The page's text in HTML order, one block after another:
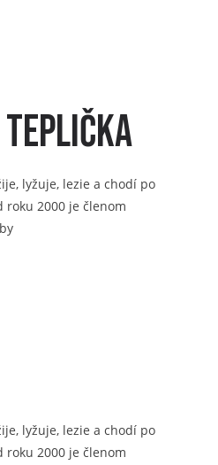
lyžuje, lezie a chodí po
roku 2000 je členom
lyžuje, lezie a chodí po
roku 2000 je členom